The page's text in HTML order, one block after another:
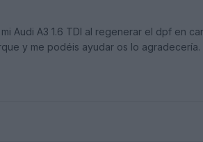
Audi A3 1.6 TDI al regenerar el dpf en
y me podéis ayudar os lo agradecería.